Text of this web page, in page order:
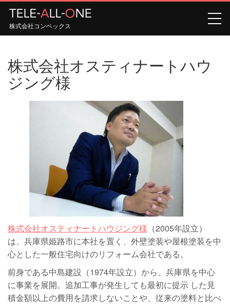
株式会社コンベックス
株式会社オスティナートハウ
ジング様
株式会社オスティナートハウジング様 （2005年設立）
は、兵庫県姫路市に本社を置く、外壁塗装や屋根塗装を中
心とした一般住宅向けのリフォーム会社である。
前身である中島建設（1974年設立）から、兵庫県を中心
に事業を展開。追加工事が発生しても最初に提示 した見
積金額以上の費用を請求しないことや、従来の塗料と比べ